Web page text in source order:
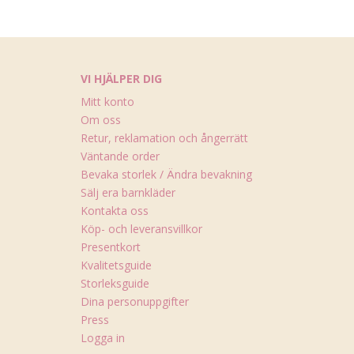
VI HJÄLPER DIG
Mitt konto
Om oss
Retur, reklamation och ångerrätt
Väntande order
Bevaka storlek / Ändra bevakning
Sälj era barnkläder
Kontakta oss
Köp- och leveransvillkor
Presentkort
Kvalitetsguide
Storleksguide
Dina personuppgifter
Press
Logga in